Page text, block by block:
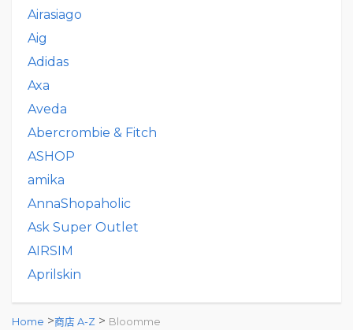
Airasiago
Aig
Adidas
Axa
Aveda
Abercrombie & Fitch
ASHOP
amika
AnnaShopaholic
Ask Super Outlet
AIRSIM
Aprilskin
Home >商店 A-Z > Bloomme